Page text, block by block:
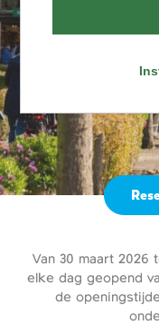
Van 30 maart 2026
elke dag geopend
de